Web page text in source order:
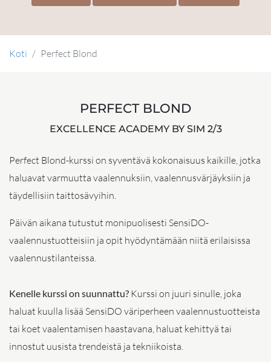
Koti Perfect Blond
PERFECT BLOND
EXCELLENCE ACADEMY BY SIM 2/3
Perfect Blond-kurssi on syventävä kokonaisuus kaikille, jotka
haluavat varmuutta vaalennuksiin, vaalennusvärjäyksiin ja
täydellisiin taittosävyihin.
Päivän aikana tutustut monipuolisesti SensiDO-
vaalennustuotteisiin ja opit hyödyntämään niitä erilaisissa
vaalennustilanteissa.
Kenelle kurssi on suunnattu? Kurssi on juuri sinulle, joka
haluat kuulla lisää SensiDO väriperheen vaalennustuotteista
tai koet vaalentamisen haastavana, haluat kehittyä tai
innostut uusista trendeistä ja tekniikoista.